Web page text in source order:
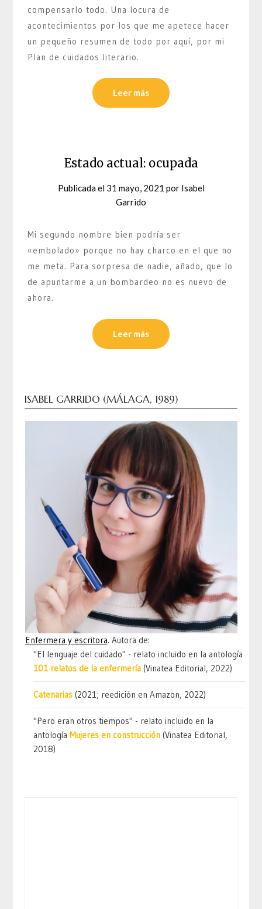
compensarlo todo. Una locura de
acontecimientos por los que me apetece hacer
un pequeño resumen de todo por aquí, por mi
Plan de cuidados literario.
Leer más
Estado actual: ocupada
Publicada el 31 mayo, 2021 por Isabel
Garrido
Mi segundo nombre bien podría ser
«embolado» porque no hay charco en el que no
me meta. Para sorpresa de nadie, añado, que lo
de apuntarme a un bombardeo no es nuevo de
ahora.
Leer más
ISABEL GARRIDO (MÁLAGA, 1989)
Enfermera y escritora. Autora de:
"El lenguaje del cuidado" - relato incluido en la antología
101 relatos de la enfermería (Vinatea Editorial, 2022)
Catenarias (2021; reedición en Amazon, 2022)
"Pero eran otros tiempos" - relato incluido en la
antologíaMujeres en construcción (Vinatea Editorial,
2018)